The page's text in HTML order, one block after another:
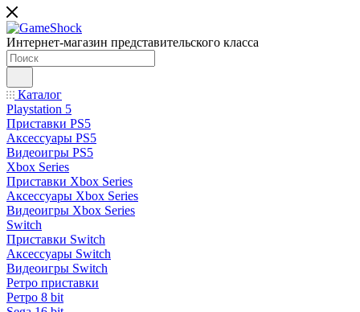
Интернет-магазин представительского класса
Каталог
Playstation 5
Приставки PS5
Аксессуары PS5
Видеоигры PS5
Xbox Series
Приставки Xbox Series
Аксессуары Xbox Series
Видеоигры Xbox Series
Switch
Приставки Switch
Аксессуары Switch
Видеоигры Switch
Ретро приставки
Ретро 8 bit